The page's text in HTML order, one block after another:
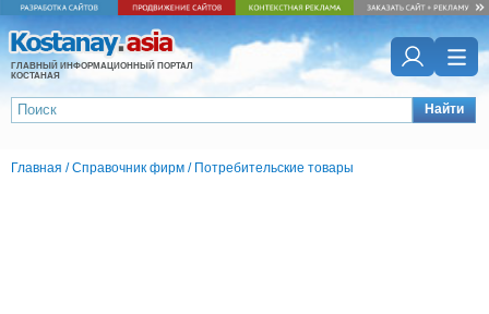
ГЛАВНЫЙ ИНФОРМАЦИОННЫЙ ПОРТАЛ
КОСТАНАЯ
Найти
Главная /Справочник фирм / Потребительские товары